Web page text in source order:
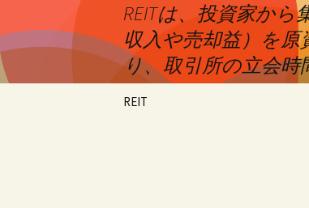
REITは、投資家か
収入や売却益）を
り、取引所の立会
Skip
REIT